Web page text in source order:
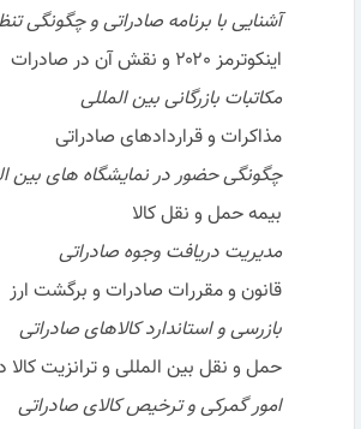
آشنایی با برنامه صادراتی و چگونگی
اینکوترمز ۲۰۲۰ و نقش آن در صادرات
مکاتبات بازرگانی بین المللی
مذاکرات و قراردادهای صادراتی
چگونگی حضور در نمایشگاه های بین
بیمه حمل و نقل کالا
مدیریت دریافت وجوه صادراتی
قانون و مقررات صادرات و برگشت ارز
بازرسی و استاندارد کالاهای صادراتی
حمل و نقل بین المللی و ترانزیت
امور گمرکی و ترخیص کالای صادراتی